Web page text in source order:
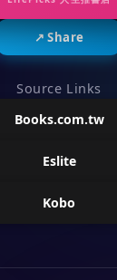
↗ Share
Source Links
Books.com.tw
Eslite
Kobo